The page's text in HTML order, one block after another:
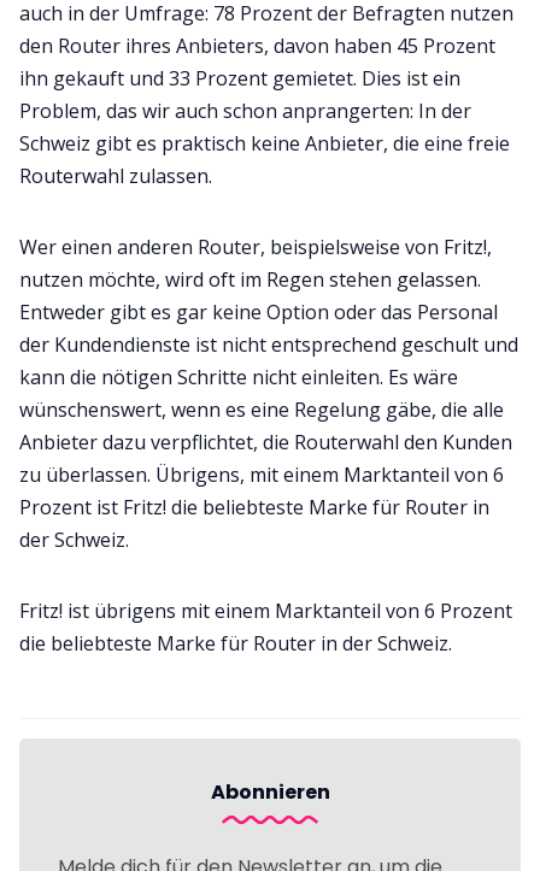
auch in der Umfrage: 78 Prozent der Befragten nutzen
den Router ihres Anbieters, davon haben 45 Prozent
ihn gekauft und 33 Prozent gemietet. Dies ist ein
Problem, das wir auch schon anprangerten: In der
Schweiz gibt es praktisch keine Anbieter, die eine freie
Routerwahl zulassen.
Wer einen anderen Router, beispielsweise von Fritz!,
nutzen möchte, wird oft im Regen stehen gelassen.
Entweder gibt es gar keine Option oder das Personal
der Kundendienste ist nicht entsprechend geschult und
kann die nötigen Schritte nicht einleiten. Es wäre
wünschenswert, wenn es eine Regelung gäbe, die alle
Anbieter dazu verpflichtet, die Routerwahl den Kunden
zu überlassen. Übrigens, mit einem Marktanteil von 6
Prozent ist Fritz! die beliebteste Marke für Router in
der Schweiz.
Fritz! ist übrigens mit einem Marktanteil von 6 Prozent
die beliebteste Marke für Router in der Schweiz.
Abonnieren